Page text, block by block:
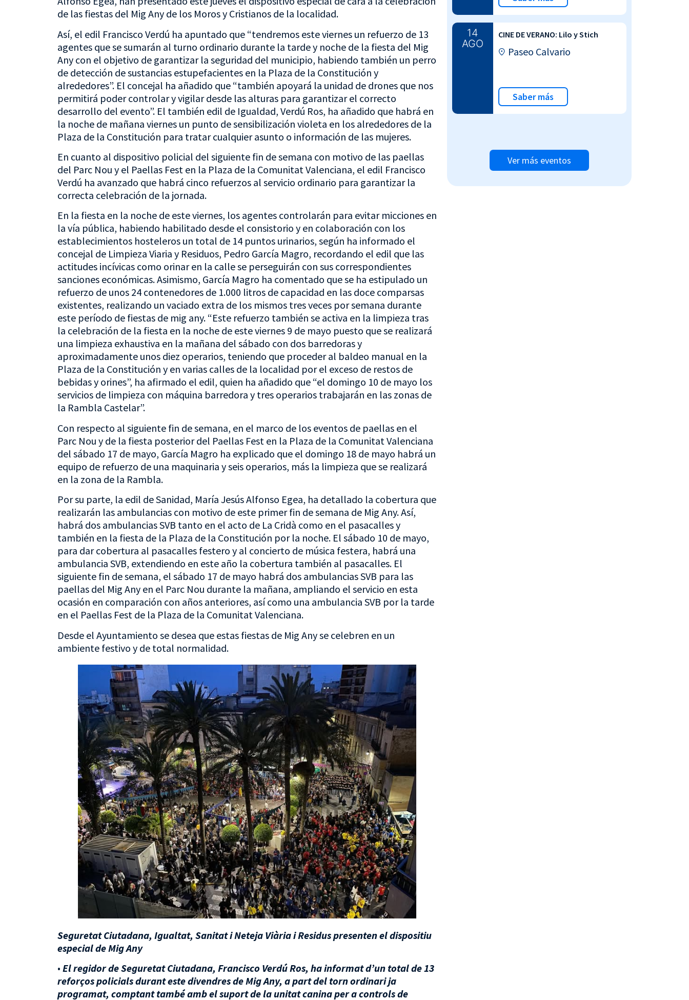
de las fiestas del Mig Any de los Moros y Cristianos de la localidad.
Así, el edil Francisco Verdú ha apuntado que “tendremos este viernes un refuerzo de 13
agentes que se sumarán al turno ordinario durante la tarde y noche de la fiesta del Mig
Any con el objetivo de garantizar la seguridad del municipio, habiendo también un perro
de detección de sustancias estupefacientes en la Plaza de la Constitución y
alrededores”. El concejal ha añadido que “también apoyará la unidad de drones que nos
permitirá poder controlar y vigilar desde las alturas para garantizar el correcto
desarrollo del evento”. El también edil de Igualdad, Verdú Ros, ha añadido que habrá en
la noche de mañana viernes un punto de sensibilización violeta en los alrededores de la
Plaza de la Constitución para tratar cualquier asunto o información de las mujeres.
En cuanto al dispositivo policial del siguiente fin de semana con motivo de las paellas
del Parc Nou y el Paellas Fest en la Plaza de la Comunitat Valenciana, el edil Francisco
Verdú ha avanzado que habrá cinco refuerzos al servicio ordinario para garantizar la
correcta celebración de la jornada.
En la fiesta en la noche de este viernes, los agentes controlarán para evitar micciones en
la vía pública, habiendo habilitado desde el consistorio y en colaboración con los
establecimientos hosteleros un total de 14 puntos urinarios, según ha informado el
concejal de Limpieza Viaria y Residuos, Pedro García Magro, recordando el edil que las
actitudes incívicas como orinar en la calle se perseguirán con sus correspondientes
sanciones económicas. Asimismo, García Magro ha comentado que se ha estipulado un
refuerzo de unos 24 contenedores de 1.000 litros de capacidad en las doce comparsas
existentes, realizando un vaciado extra de los mismos tres veces por semana durante
este período de fiestas de mig any. “Este refuerzo también se activa en la limpieza tras
la celebración de la fiesta en la noche de este viernes 9 de mayo puesto que se realizará
una limpieza exhaustiva en la mañana del sábado con dos barredoras y
aproximadamente unos diez operarios, teniendo que proceder al baldeo manual en la
Plaza de la Constitución y en varias calles de la localidad por el exceso de restos de
bebidas y orines”, ha afirmado el edil, quien ha añadido que “el domingo 10 de mayo los
servicios de limpieza con máquina barredora y tres operarios trabajarán en las zonas de
la Rambla Castelar”.
Con respecto al siguiente fin de semana, en el marco de los eventos de paellas en el
Parc Nou y de la fiesta posterior del Paellas Fest en la Plaza de la Comunitat Valenciana
del sábado 17 de mayo, García Magro ha explicado que el domingo 18 de mayo habrá un
equipo de refuerzo de una maquinaria y seis operarios, más la limpieza que se realizará
en la zona de la Rambla.
Por su parte, la edil de Sanidad, María Jesús Alfonso Egea, ha detallado la cobertura que
realizarán las ambulancias con motivo de este primer fin de semana de Mig Any. Así,
habrá dos ambulancias SVB tanto en el acto de La Cridà como en el pasacalles y
también en la fiesta de la Plaza de la Constitución por la noche. El sábado 10 de mayo,
para dar cobertura al pasacalles festero y al concierto de música festera, habrá una
ambulancia SVB, extendiendo en este año la cobertura también al pasacalles. El
siguiente fin de semana, el sábado 17 de mayo habrá dos ambulancias SVB para las
paellas del Mig Any en el Parc Nou durante la mañana, ampliando el servicio en esta
ocasión en comparación con años anteriores, así como una ambulancia SVB por la tarde
en el Paellas Fest de la Plaza de la Comunitat Valenciana.
Desde el Ayuntamiento se desea que estas fiestas de Mig Any se celebren en un
ambiente festivo y de total normalidad.
Seguretat Ciutadana, Igualtat, Sanitat i Neteja Viària i Residus presenten el dispositiu
especial de Mig Any
• El regidor de Seguretat Ciutadana, Francisco Verdú Ros, ha informat d’un total de 13
reforços policials durant este divendres de Mig Any, a part del torn ordinari ja
programat, comptant també amb el suport de la unitat canina per a controls de
14
AGO
CINE DE VERANO: Lilo y Stich
Paseo Calvario
Saber más
Ver más eventos